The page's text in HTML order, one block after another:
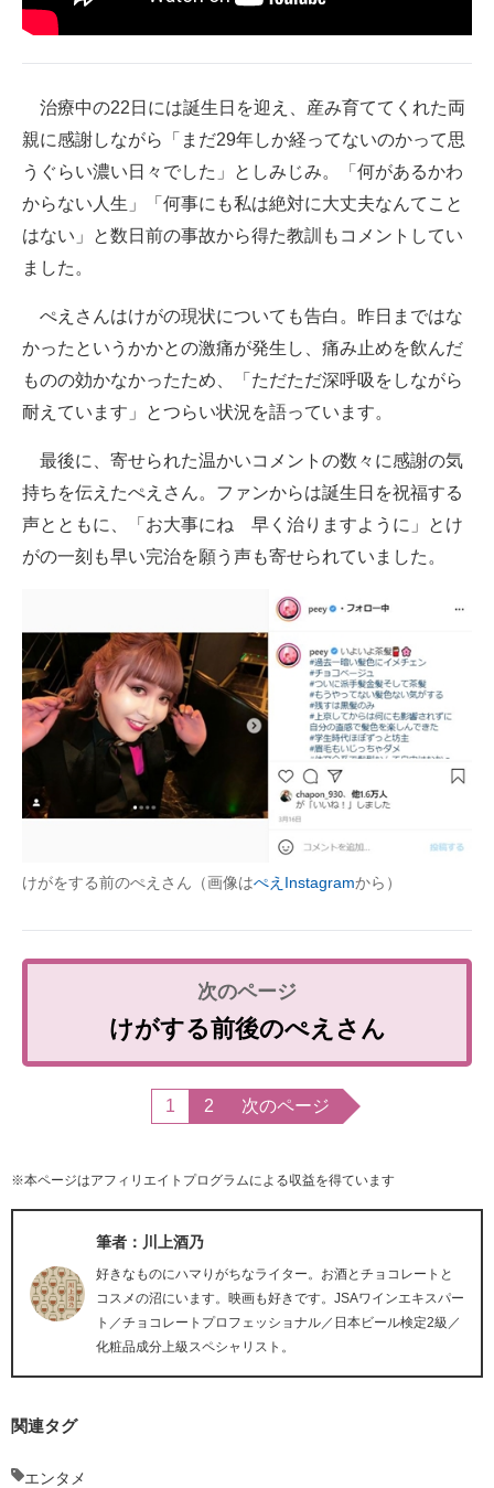
治療中の22日には誕生日を迎え、産み育ててくれた両
親に感謝しながら「まだ29年しか経ってないのかって思
うぐらい濃い日々でした」としみじみ。「何があるかわ
からない人生」「何事にも私は絶対に大丈夫なんてこと
はない」と数日前の事故から得た教訓もコメントしてい
ました。
ぺえさんはけがの現状についても告白。昨日まではな
かったというかかとの激痛が発生し、痛み止めを飲んだ
ものの効かなかったため、「ただただ深呼吸をしながら
耐えています」とつらい状況を語っています。
最後に、寄せられた温かいコメントの数々に感謝の気
持ちを伝えたぺえさん。ファンからは誕生日を祝福する
声とともに、「お大事にね 早く治りますように」とけ
がの一刻も早い完治を願う声も寄せられていました。
けがをする前のぺえさん（画像はぺえInstagramから）
けがする前後のぺえさん
1 2 次のページ
※本ページはアフィリエイトプログラムによる収益を得ています
筆者：川上酒乃
好きなものにハマりがちなライター。お酒とチョコレートと
コスメの沼にいます。映画も好きです。JSAワインエキスパー
ト／チョコレートプロフェッショナル／日本ビール検定2級／
化粧品成分上級スペシャリスト。
関連タグ
エンタメ